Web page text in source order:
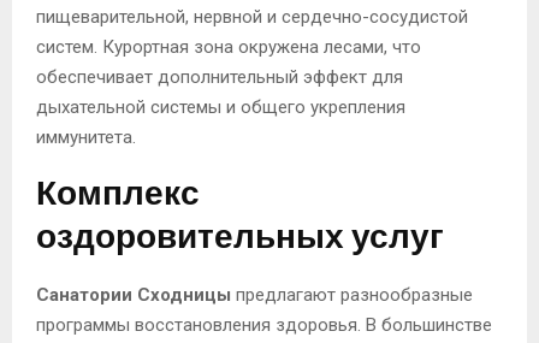
пищеварительной, нервной и сердечно-сосудистой
систем. Курортная зона окружена лесами, что
обеспечивает дополнительный эффект для
дыхательной системы и общего укрепления
иммунитета.
Комплекс
оздоровительных услуг
Санатории Сходницы предлагают разнообразные
программы восстановления здоровья. В большинстве